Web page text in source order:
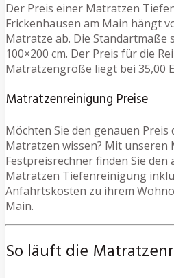
Der Preis einer Matratzen
Frickenhausen am Main hängt
Matratze ab. Die Standartmaße
100×200 cm. Der Preis für die
Matratzengröße liegt bei 35,00
Matratzenreinigung Preise
Möchten Sie den genauen
Matratzen wissen? Mit
Festpreisrechner finden Sie
Matratzen Tiefenreinigung
Anfahrtskosten zu ihrem
Main.
So läuft die